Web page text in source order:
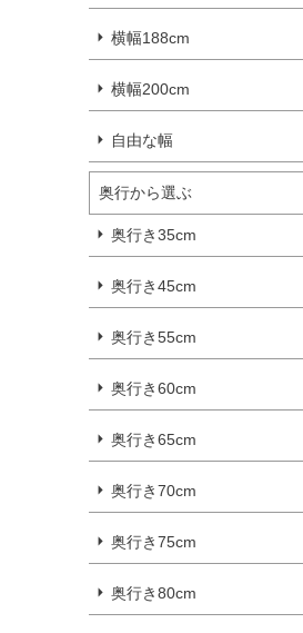
横幅188cm
横幅200cm
自由な幅
奥行から選ぶ
奥行き35cm
奥行き45cm
奥行き55cm
奥行き60cm
奥行き65cm
奥行き70cm
奥行き75cm
奥行き80cm